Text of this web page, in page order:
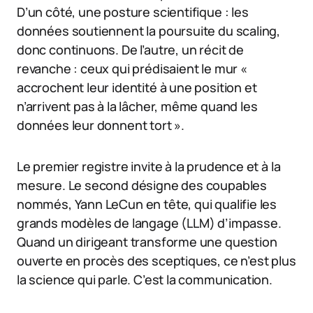
D’un côté, une posture scientifique : les
données soutiennent la poursuite du scaling,
donc continuons. De l’autre, un récit de
revanche : ceux qui prédisaient le mur «
accrochent leur identité à une position et
n’arrivent pas à la lâcher, même quand les
données leur donnent tort ».
Le premier registre invite à la prudence et à la
mesure. Le second désigne des coupables
nommés, Yann LeCun en tête, qui qualifie les
grands modèles de langage (LLM) d’impasse.
Quand un dirigeant transforme une question
ouverte en procès des sceptiques, ce n’est plus
la science qui parle. C’est la communication.